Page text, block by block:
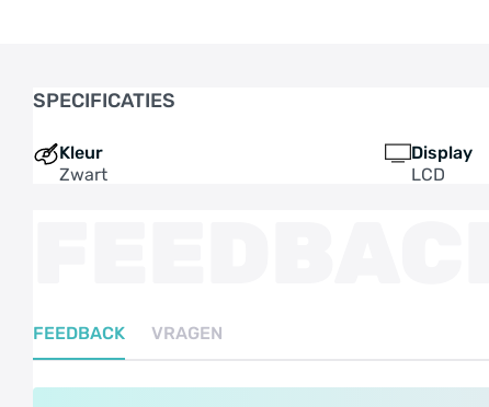
SPECIFICATIES
Kleur
Zwart
Display
LCD
FEEDBACK VRAGEN